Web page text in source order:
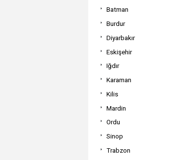
Batman
Burdur
Diyarbakır
Eskişehir
Iğdır
Karaman
Kilis
Mardin
Ordu
Sinop
Trabzon